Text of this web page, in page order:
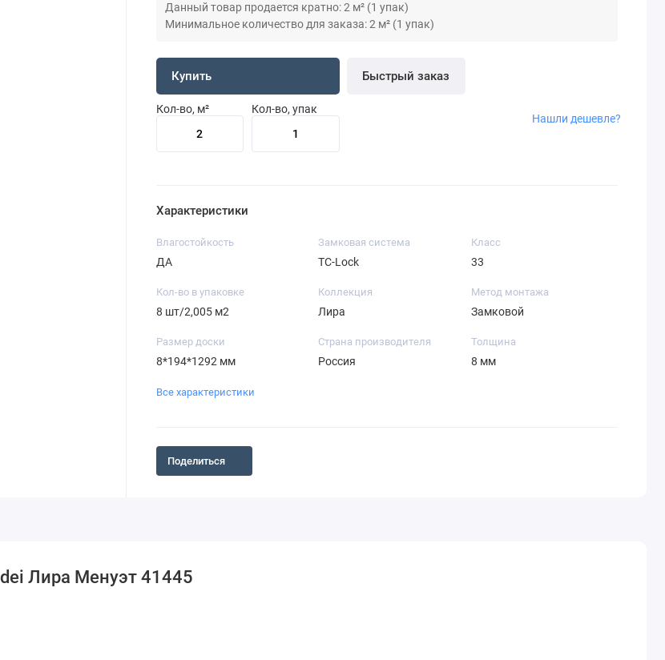
Данный товар продается кратно: 2 м² (1 упак)
Минимальное количество для заказа: 2 м² (1 упак)
Купить
Кол-во, м² Кол-во, упак
Быстрый заказ
Нашли дешевле?
Характеристики
Влагостойкость
ДА
Замковая система
TC-Lock
Класс
33
Кол-во в упаковке
8 шт/2,005 м2
Коллекция
Лира
Метод монтажа
Замковой
Размер доски
8*194*1292 мм
Страна производителя
Россия
Толщина
8 мм
Все характеристики
Поделиться
Лира Менуэт 41445